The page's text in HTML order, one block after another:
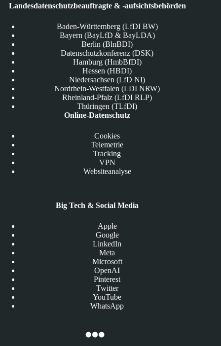
Landesdatenschutzbeauftragte & -aufsichtsbehörden
Baden-Württemberg (LfDI BW)
Bayern (BayLfD & BayLDA)
Berlin (BlnBDI)
Datenschutzkonferenz (DSK)
Hamburg (HmbBfDI)
Hessen (HBDI)
Niedersachsen (LfD NI)
Nordrhein-Westfalen (LDI NRW)
Rheinland-Pfalz (LfDI RLP)
Thüringen (TLfDI)
Online-Datenschutz
Cookies
Telemetrie
Tracking
VPN
Websiteanalyse
Big Tech & Social Media
Apple
Google
LinkedIn
Meta
Microsoft
OpenAI
Pinterest
Twitter
YouTube
WhatsApp